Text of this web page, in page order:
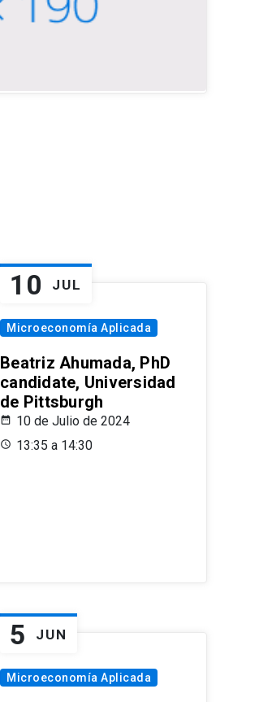
10 JUL
Microeconomía Aplicada
Beatriz Ahumada, PhD
candidate, Universidad
de Pittsburgh
10 de Julio de 2024
13:35 a 14:30
5 JUN
Microeconomía Aplicada